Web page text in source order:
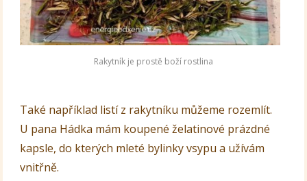
Rakytník je prostě boží rostlina
Také například listí z rakytníku můžeme rozemlít.
U pana Hádka mám koupené želatinové prázdné
kapsle, do kterých mleté bylinky vsypu a užívám
vnitřně.